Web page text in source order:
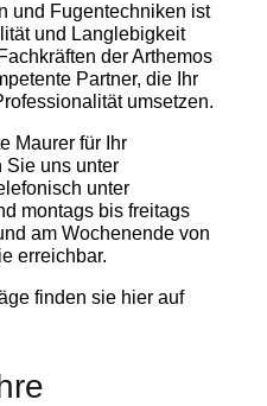
und Fugentechniken ist
und Langlebigkeit
der Arthemos
Partner, die Ihr
umsetzen.
Maurer für Ihr
Sie uns unter
unter
montags bis freitags
am Wochenende von
erreichbar.
finden sie hier auf